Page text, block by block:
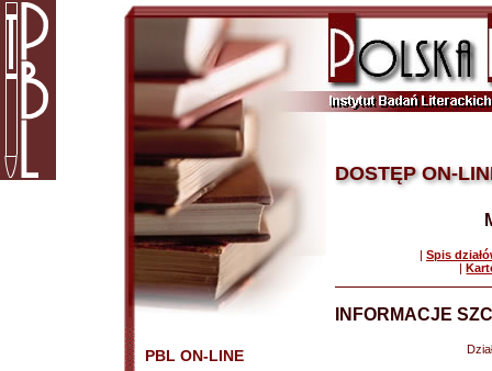
PBL ON-LINE
DOSTĘP ON-
| Spis
|
INFORMACJE